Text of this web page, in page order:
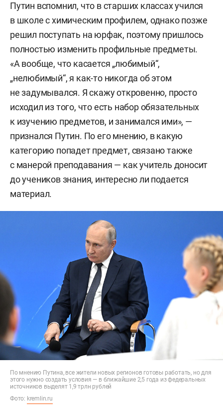
Путин вспомнил, что в старших классах учился
в школе с химическим профилем, однако позже
решил поступать на юрфак, поэтому пришлось
полностью изменить профильные предметы.
«А вообще, что касается „любимый“,
„нелюбимый“, я как-то никогда об этом
не задумывался. Я скажу откровенно, просто
исходил из того, что есть набор обязательных
к изучению предметов, и занимался ими», —
признался Путин. По его мнению, в какую
категорию попадет предмет, связано также
с манерой преподавания — как учитель доносит
до учеников знания, интересно ли подается
материал.
По мнению Путина, все жители новых регионов готовы работать, но для
этого нужно создать условия — в ближайшие 2,5 года из федеральных
источников выделят 1,9 трлн рублей
Фото: kremlin.ru